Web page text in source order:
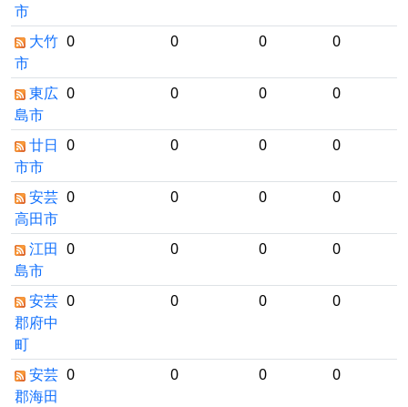
市
大竹
市
0 0 0 0
東広
島市
0 0 0 0
廿日
市市
0 0 0 0
安芸
高田市
0 0 0 0
江田
島市
0 0 0 0
安芸
郡府中
町
0 0 0 0
安芸
郡海田
0 0 0 0